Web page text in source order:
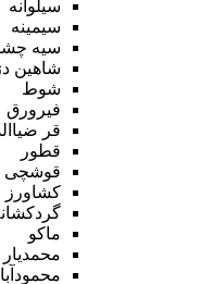
سیلوانه
سیمینه
سیه
شاهین
شوط
فیرورق
قر
قطور
قوشچی
کشاورز
ماکو
محمدیار